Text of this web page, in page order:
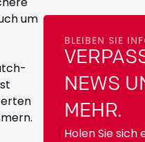
um
BLEIBEN SIE
NEWS
MEHR.
Holen Sie sich